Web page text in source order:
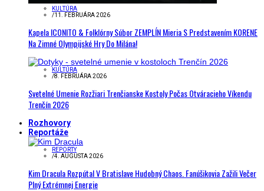
KULTÚRA
/11. FEBRUÁRA 2026
Kapela ICONITO & Folklórny Súbor ZEMPLÍN Mieria S Predstavením KORENE
Na Zimné Olympijské Hry Do Milána!
KULTÚRA
/8. FEBRUÁRA 2026
Svetelné Umenie Rozžiari Trenčianske Kostoly Počas Otváracieho Víkendu
Trenčín 2026
Rozhovory
Reportáže
REPORTY
/4. AUGUSTA 2026
Kim Dracula Rozpútal V Bratislave Hudobný Chaos. Fanúšikovia Zažili Večer
Plný Extrémnej Energie